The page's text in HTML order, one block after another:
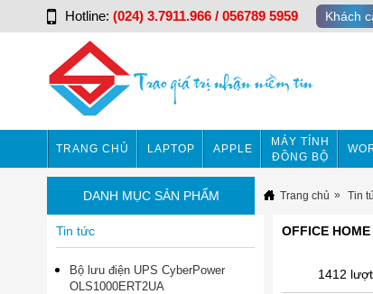
Hotline: (024) 3.7911.966 / 056789 5959 Khách
TRANG CHỦ LAPTOP APPLE
MÁY TÍNH
ĐỒNG BỘ
DANH MỤC SẢN PHẨM Trang chủ Tin
OFFICE HOME
1412
Tin tức
Bộ lưu điện UPS CyberPower
OLS1000ERT2UA